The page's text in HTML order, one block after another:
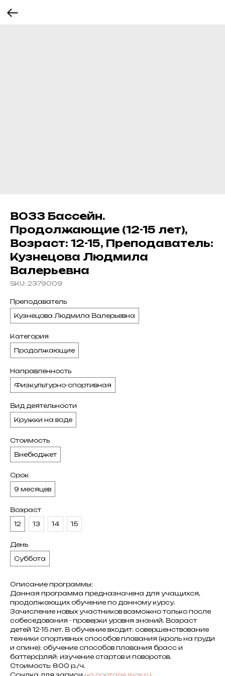
В033 Бассейн.
Продолжающие (12-15 лет),
Возраст: 12-15, Преподаватель:
Кузнецова Людмила
Валерьевна
SKU: 2379009
Преподаватель
Кузнецова Людмила Валерьевна
Категория
Продолжающие
Направленность
Физкультурно-спортивная
Вид деятельности
Кружки на воде
Стоимость
Внебюджет
Срок
9 месяцев
Возраст
12
13 14 15
День
Суббота
Описание программы:
Данная программа предназначена для учащихся,
продолжающих обучение по данному курсу.
Зачисление новых участников возможно только после
собеседования - проверки уровня знаний. Возраст
детей 12-15 лет. В обучение входит: совершенствование
техники спортивных способов плавания (кроль на груди
и спине); обучение способов плавания брасс и
баттерфляй; изучение стартов и поворотов.
Стоимость: 800 р./ч.